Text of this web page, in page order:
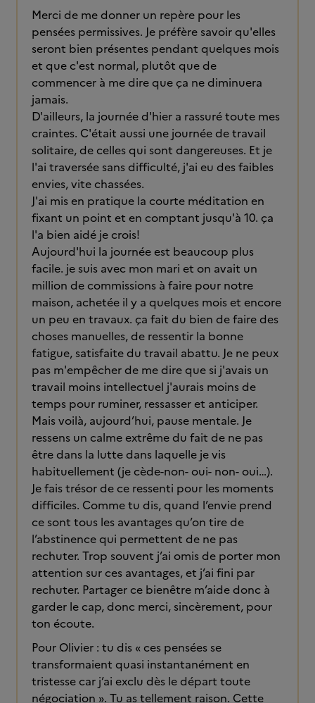
Merci de me donner un repère pour les
pensées permissives. Je préfère savoir qu'elles
seront bien présentes pendant quelques mois
et que c'est normal, plutôt que de
commencer à me dire que ça ne diminuera
jamais.
D'ailleurs, la journée d'hier a rassuré toute mes
craintes. C'était aussi une journée de travail
solitaire, de celles qui sont dangereuses. Et je
l'ai traversée sans difficulté, j'ai eu des faibles
envies, vite chassées.
J'ai mis en pratique la courte méditation en
fixant un point et en comptant jusqu'à 10. ça
l'a bien aidé je crois!
Aujourd'hui la journée est beaucoup plus
facile. je suis avec mon mari et on avait un
million de commissions à faire pour notre
maison, achetée il y a quelques mois et encore
un peu en travaux. ça fait du bien de faire des
choses manuelles, de ressentir la bonne
fatigue, satisfaite du travail abattu. Je ne peux
pas m'empêcher de me dire que si j'avais un
travail moins intellectuel j'aurais moins de
temps pour ruminer, ressasser et anticiper.
Mais voilà, aujourd’hui, pause mentale. Je
ressens un calme extrême du fait de ne pas
être dans la lutte dans laquelle je vis
habituellement (je cède-non- oui- non- oui…).
Je fais trésor de ce ressenti pour les moments
difficiles. Comme tu dis, quand l’envie prend
ce sont tous les avantages qu’on tire de
l’abstinence qui permettent de ne pas
rechuter. Trop souvent j’ai omis de porter mon
attention sur ces avantages, et j’ai fini par
rechuter. Partager ce bienêtre m’aide donc à
garder le cap, donc merci, sincèrement, pour
ton écoute.
Pour Olivier : tu dis « ces pensées se
transformaient quasi instantanément en
tristesse car j’ai exclu dès le départ toute
négociation ». Tu as tellement raison. Cette